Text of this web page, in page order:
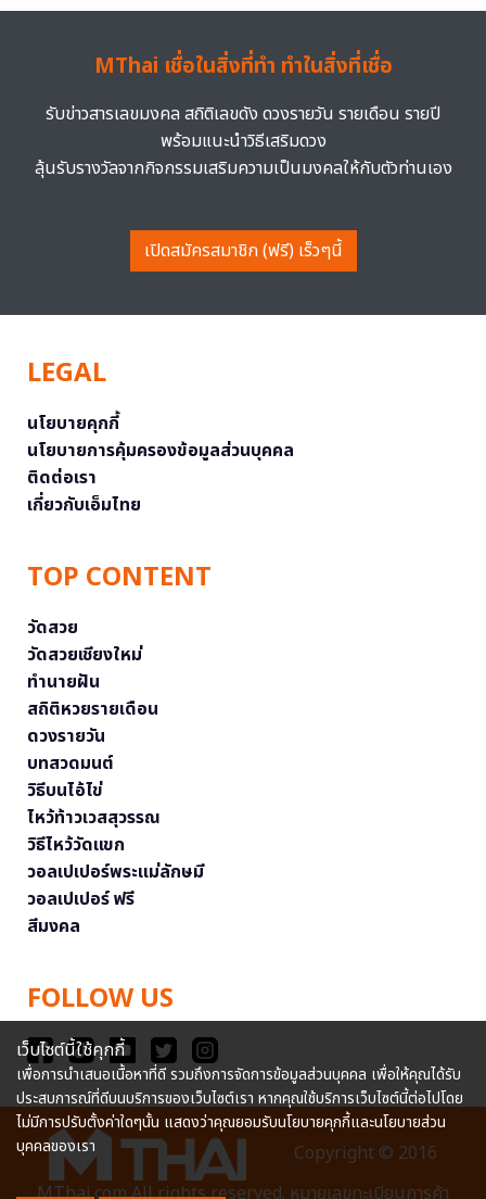
MThai เชื่อในสิ่งที่ทำ ทำในสิ่งที่เชื่อ
รับข่าวสารเลขมงคล สถิติเลขดัง ดวงรายวัน รายเดือน รายปี
พร้อมแนะนำวิธีเสริมดวง
ลุ้นรับรางวัลจากกิจกรรมเสริมความเป็นมงคลให้กับตัวท่านเอง
เปิดสมัครสมาชิก (ฟรี) เร็วๆนี้
LEGAL
นโยบายคุกกี้
นโยบายการคุ้มครองข้อมูลส่วนบุคคล
ติดต่อเรา
เกี่ยวกับเอ็มไทย
TOP CONTENT
วัดสวย
วัดสวยเชียงใหม่
ทำนายฝัน
สถิติหวยรายเดือน
ดวงรายวัน
บทสวดมนต์
วิธีบนไอ้ไข่
ไหว้ท้าวเวสสุวรรณ
วิธีไหว้วัดแขก
วอลเปเปอร์พระแม่ลักษมี
วอลเปเปอร์ ฟรี
สีมงคล
FOLLOW US
Copyright © 2016
MThai.com All rights reserved. หมายเลขทะเบียนการค้า
เว็บไซต์นี้ใช้คุกกี้
เพื่อการนำเสนอเนื้อหาที่ดี รวมถึงการจัดการข้อมูลส่วนบุคคล เพื่อให้คุณได้รับ
ประสบการณ์ที่ดีบนบริการของเว็บไซต์เรา หากคุณใช้บริการเว็บไซต์นี้ต่อไปโดย
ไม่มีการปรับตั้งค่าใดๆนั้น แสดงว่าคุณยอมรับนโยบายคุกกี้และนโยบายส่วน
บุคคลของเรา